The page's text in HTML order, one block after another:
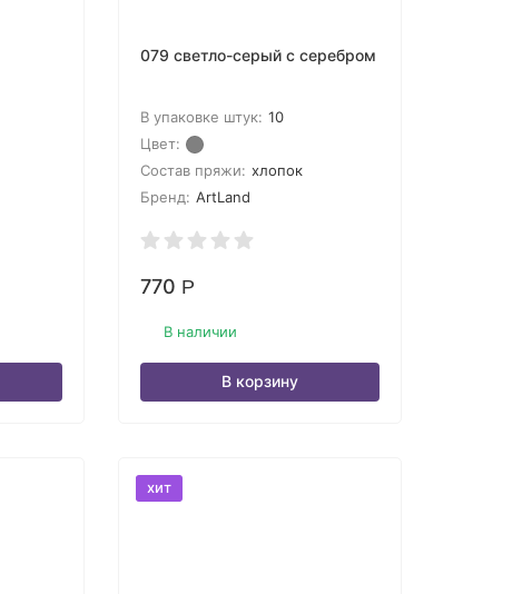
079 светло-серый с серебром
В упаковке штук: 10
Цвет:
Состав пряжи: хлопок
Бренд: ArtLand
770 Р
В наличии
В корзину
хит